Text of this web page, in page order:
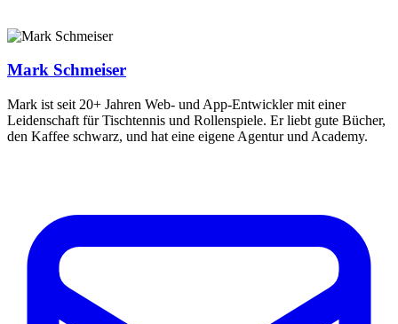
Mark Schmeiser
Mark ist seit 20+ Jahren Web- und App-Entwickler mit einer
Leidenschaft für Tischtennis und Rollenspiele. Er liebt gute Bücher,
den Kaffee schwarz, und hat eine eigene Agentur und Academy.